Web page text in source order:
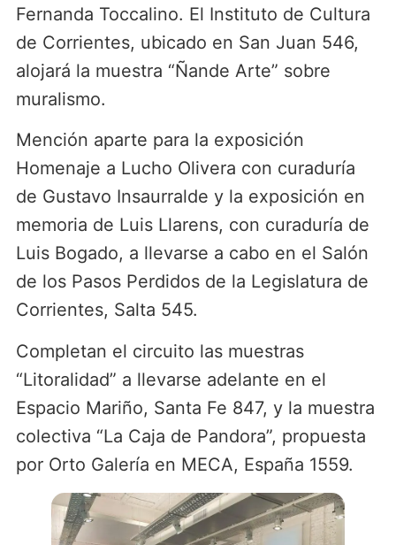
Fernanda Toccalino. El Instituto de Cultura
de Corrientes, ubicado en San Juan 546,
alojará la muestra “Ñande Arte” sobre
muralismo.
Mención aparte para la exposición
Homenaje a Lucho Olivera con curaduría
de Gustavo Insaurralde y la exposición en
memoria de Luis Llarens, con curaduría de
Luis Bogado, a llevarse a cabo en el Salón
de los Pasos Perdidos de la Legislatura de
Corrientes, Salta 545.
Completan el circuito las muestras
“Litoralidad” a llevarse adelante en el
Espacio Mariño, Santa Fe 847, y la muestra
colectiva “La Caja de Pandora”, propuesta
por Orto Galería en MECA, España 1559.